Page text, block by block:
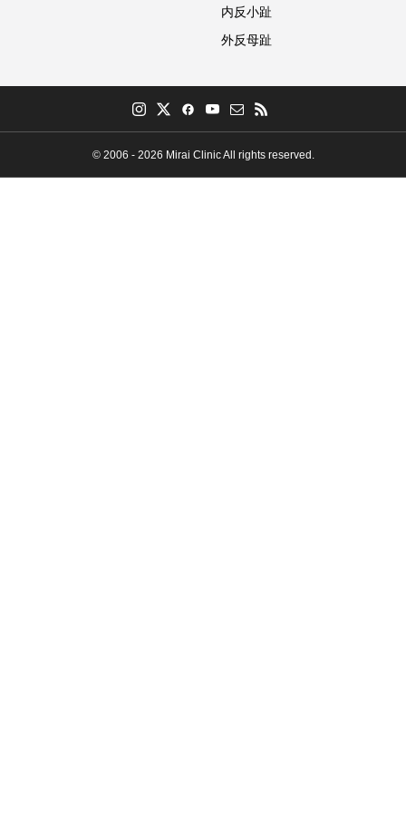
内反小趾
外反母趾
© 2006 - 2026 Mirai Clinic All rights reserved.